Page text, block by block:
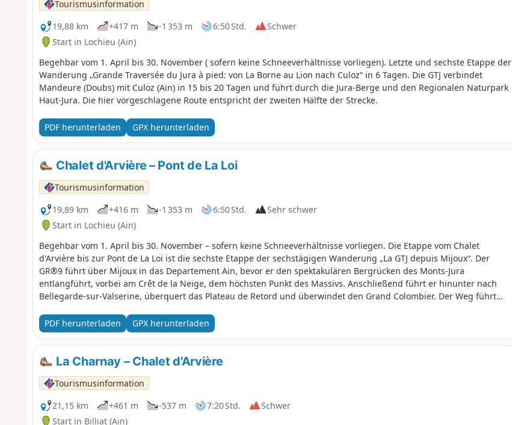
Tourismusinformation
19,88 km
+417 m -1 353 m 6:50 Std.
Schwer
Start in Lochieu (Ain)
Begehbar vom 1. April bis 30. November ( sofern keine Schneeverhältnisse vorliegen). Letzte und sechste Etappe der
Wanderung „Grande Traversée du Jura à pied: von La Borne au Lion nach Culoz“ in 6 Tagen. Die GTJ verbindet
Mandeure (Doubs) mit Culoz (Ain) in 15 bis 20 Tagen und führt durch die Jura-Berge und den Regionalen Naturpark
Haut-Jura. Die hier vorgeschlagene Route entspricht der zweiten Hälfte der Strecke.
PDF herunterladen GPX herunterladen
Chalet d'Arvière – Pont de La Loi
Tourismusinformation
19,89 km
+416 m -1 353 m 6:50 Std.
Sehr schwer
Start in Lochieu (Ain)
Begehbar vom 1. April bis 30. November – sofern keine Schneeverhältnisse vorliegen. Die Etappe vom Chalet
d'Arvière bis zur Pont de La Loi ist die sechste Etappe der sechstägigen Wanderung „La GTJ depuis Mijoux“. Der
GR®9 führt über Mijoux in das Departement Ain, bevor er den spektakulären Bergrücken des Monts-Jura
entlangführt, vorbei am Crêt de la Neige, dem höchsten Punkt des Massivs. Anschließend führt er hinunter nach
Bellegarde-sur-Valserine, überquert das Plateau de Retord und überwindet den Grand Colombier. Der Weg führt
seinen Weg in Richtung Süden fortzusetzen.
PDF herunterladen GPX herunterladen
La Charnay – Chalet d'Arvière
Tourismusinformation
21,15 km
+461 m -537 m 7:20 Std.
Schwer
Start in Billiat (Ain)